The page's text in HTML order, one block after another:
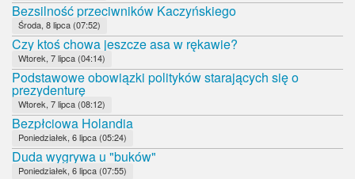
Bezsilność przeciwników Kaczyńskiego
Środa, 8 lipca (07:52)
Czy ktoś chowa jeszcze asa w rękawie?
Wtorek, 7 lipca (04:14)
Podstawowe obowiązki polityków starających się o
prezydenturę
Wtorek, 7 lipca (08:12)
Bezpłciowa Holandia
Poniedziałek, 6 lipca (05:24)
Duda wygrywa u "buków"
Poniedziałek, 6 lipca (07:55)